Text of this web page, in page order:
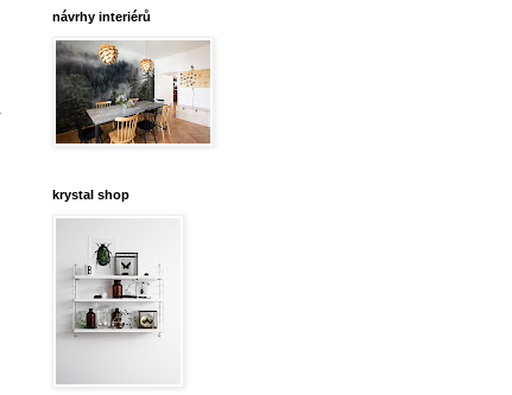
návrhy interiérů
krystal shop